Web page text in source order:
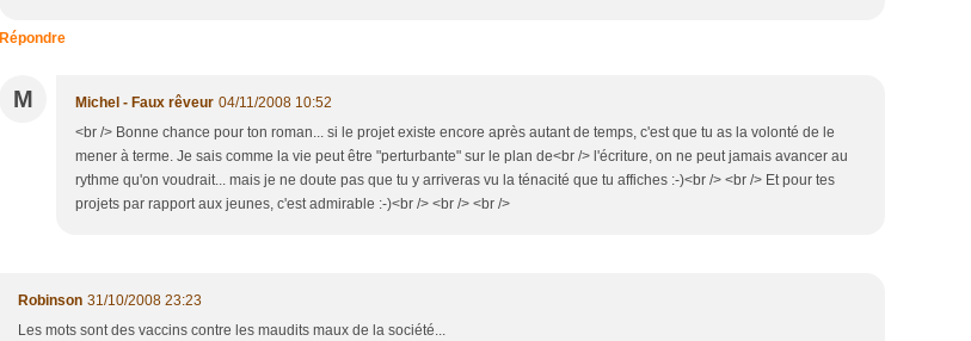
Répondre
M Michel - Faux rêveur 04/11/2008 10:52
<br /> Bonne chance pour ton roman... si le projet existe encore après autant de temps, c'est que tu as la volonté de le
mener à terme. Je sais comme la vie peut être "perturbante" sur le plan de<br /> l'écriture, on ne peut jamais avancer au
rythme qu'on voudrait... mais je ne doute pas que tu y arriveras vu la ténacité que tu affiches :-)<br /> <br /> Et pour tes
projets par rapport aux jeunes, c'est admirable :-)<br /> <br /> <br />
Robinson 31/10/2008 23:23
Les mots sont des vaccins contre les maudits maux de la société...